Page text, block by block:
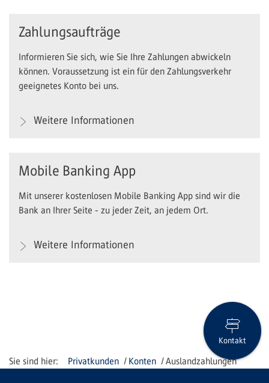
Zahlungsaufträge
Informieren Sie sich, wie Sie Ihre Zahlungen abwickeln
können. Voraussetzung ist ein für den Zahlungsverkehr
geeignetes Konto bei uns.
Weitere Informationen
Mobile Banking App
Mit unserer kostenlosen Mobile Banking App sind wir die
Bank an Ihrer Seite - zu jeder Zeit, an jedem Ort.
Weitere Informationen
Privatkunden Konten Auslandzahlungen
Kontakt